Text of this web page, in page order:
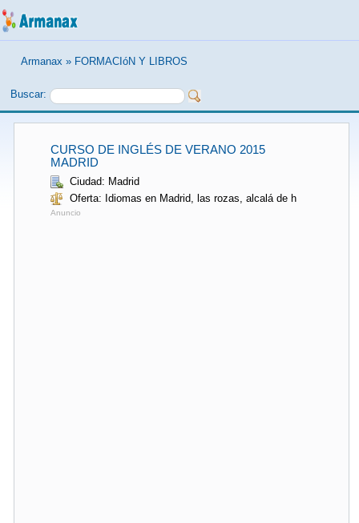
Armanax » FORMACIóN Y LIBROS
Buscar:
CURSO DE INGLÉS DE VERANO 2015
MADRID
Ciudad: Madrid
Oferta: Idiomas en Madrid, las rozas, alcalá de h
Anuncio